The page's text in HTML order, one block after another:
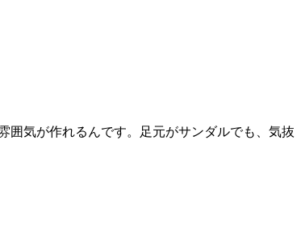
囲気が作れるんです。足元がサンダルでも、気抜